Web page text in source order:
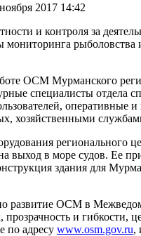
2017 14:42
и контроля за
мониторинга
ОСМ Мурманского
специалисты отдела
оперативные
хозяйственными
выход в море судов. Ее
здания для
развитие ОСМ в
и гибкости,
по адресу www.osm.gov.ru,